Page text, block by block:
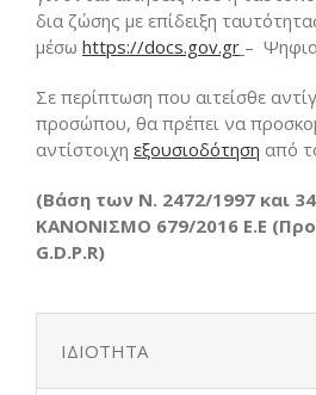
δια ζώσης με επίδειξη
μέσω https://docs.gov.gr –
Σε περίπτωση που αιτείσθε
προσώπου, θα πρέπει να
αντίστοιχη εξουσιοδότηση από
(Βάση των Ν. 2472/1997 και
ΚΑΝΟΝΙΣΜΟ 679/2016 Ε.Ε
G.D.P.R)
ΙΔΙΟΤΗΤΑ